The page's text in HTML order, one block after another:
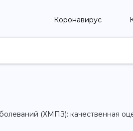
Коронавирус
(ХМПЗ): качественная